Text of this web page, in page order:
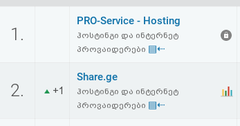
ფოსტა
კითხვა-
ავტორიზაცია
1.
PRO-Service - Hosting
ჰოსტინგი და ინტერნეტ
პროვაიდერები ▤⇠
2. +1
Share.ge
ჰოსტინგი და ინტერნეტ
პროვაიდერები ▤⇠